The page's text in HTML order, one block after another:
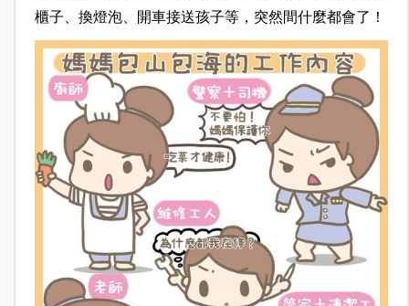
櫃子、換燈泡、開車接送孩子等，突然間什麼都會了！